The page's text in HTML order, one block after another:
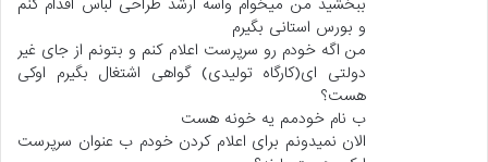
و بورس استانی بگیرم
من اگه خودم رو سرپرست اعلام کنم و بتونم از جای غیر
دولتی ای(کارگاه تولیدی) گواهی اشتغال بگیرم اوکی
هست؟
ب نام خودمم یه خونه هست
الان نمیدونم برای اعلام کردن خودم ب عنوان سرپرست